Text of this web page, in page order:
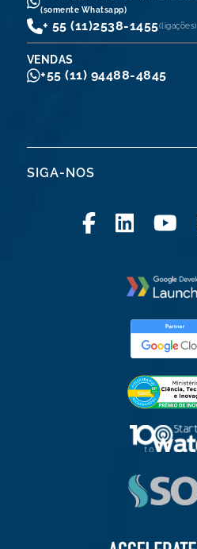
(somente Whatsapp)
+ 55 (11)2538-1455(ligações)
VENDAS
+55 (11) 94488-4845
SIGA-NOS